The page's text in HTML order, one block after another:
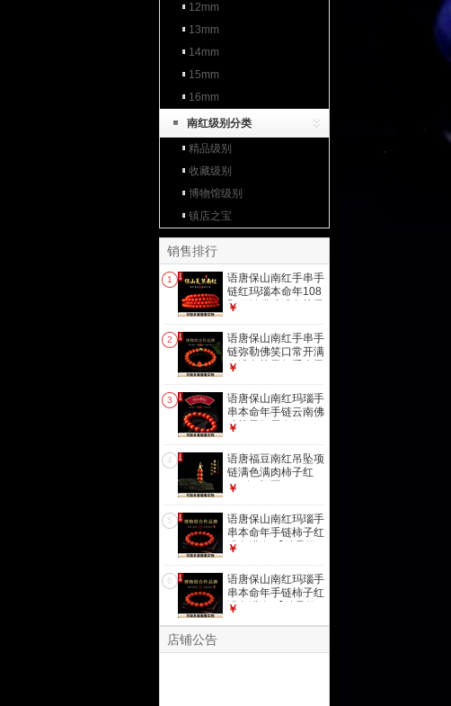
12mm
13mm
14mm
15mm
16mm
南红级别分类
精品级别
收藏级别
博物馆级别
镇店之宝
销售排行
1
语唐保山南红手串手
链红玛瑙本命年108
颗项链佛珠满色柿子
物一证】5mm
￥
2
语唐保山南红手串手
链弥勒佛笑口常开满
肉满色柿子红手串男
一证】
￥
3
语唐保山南红玛瑙手
串本命年手链云南佛
珠柿子红男女款
证】10.5mm
￥
4
语唐福豆南红吊坠项
链满色满肉柿子红
925银 福豆
￥
5
语唐保山南红玛瑙手
串本命年手链柿子红
满色满肉 【精品级
￥
6
语唐保山南红玛瑙手
串本命年手链柿子红
满色满肉 【精品级
￥
店铺公告